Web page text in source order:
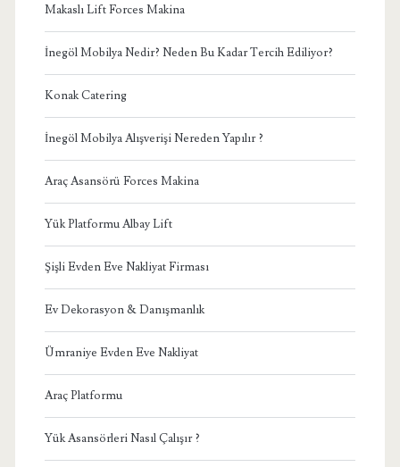
Makaslı Lift Forces Makina
İnegöl Mobilya Nedir? Neden Bu Kadar Tercih Ediliyor?
Konak Catering
İnegöl Mobilya Alışverişi Nereden Yapılır ?
Araç Asansörü Forces Makina
Yük Platformu Albay Lift
Şişli Evden Eve Nakliyat Firması
Ev Dekorasyon & Danışmanlık
Ümraniye Evden Eve Nakliyat
Araç Platformu
Yük Asansörleri Nasıl Çalışır ?